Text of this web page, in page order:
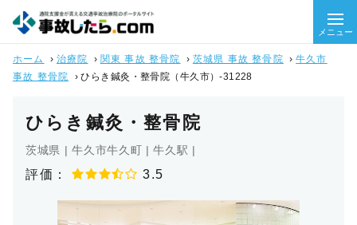
メニュー
ホーム › 治療院 › 関東 事故 整骨院 › 茨城県 事故 整骨院 ›牛久市
事故 整骨院
›ひらき鍼灸・整骨院（牛久市）-31228
ひらき鍼灸・整骨院
茨城県 | 牛久市牛久町 | 牛久駅 |
評価： 3.5